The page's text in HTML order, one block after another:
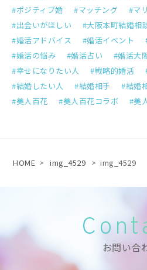
ポジティブ婚
マッチング マ
出会いがほしい
大阪本町結婚相
婚活アドバイス
婚活イベント
婚活の悩み
婚活占い 婚活大
幸せになりたい人
戦略的婚活
結婚したい人
結婚相手 結婚
美人百花
美人百花コラボ 美
HOME > img_4529 > img_4529
お問い合